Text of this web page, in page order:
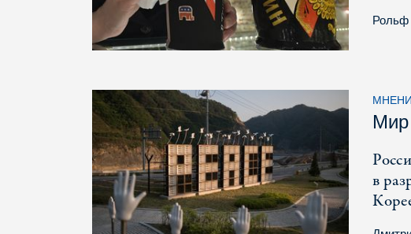
Рольф
Мир
в